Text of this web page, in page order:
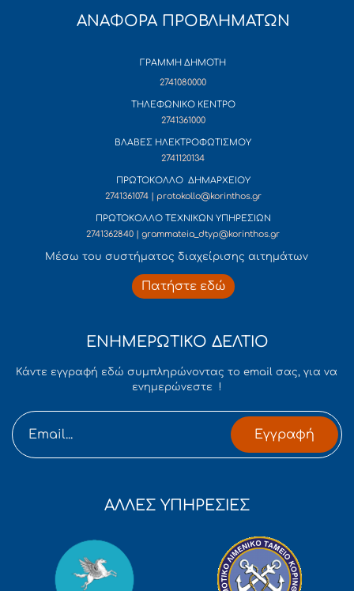
ΑΝΑΦΟΡΑ ΠΡΟΒΛΗΜΑΤΩΝ
ΓΡΑΜΜΗ ΔΗΜΟΤΗ
2741080000
ΤΗΛΕΦΩΝΙΚΟ ΚΕΝΤΡΟ
2741361000
ΒΛΑΒΕΣ ΗΛΕΚΤΡΟΦΩΤΙΣΜΟΥ
2741120134
ΠΡΩΤΟΚΟΛΛΟ ΔΗΜΑΡΧΕΙΟΥ
2741361074 | protokollo@korinthos.gr
ΠΡΩΤΟΚΟΛΛΟ ΤΕΧΝΙΚΩΝ ΥΠΗΡΕΣΙΩΝ
2741362840 | grammateia_dtyp@korinthos.gr
Mέσω του συστήματος διαχείρισης αιτημάτων
Πατήστε εδώ
ΕΝΗΜΕΡΩΤΙΚΟ ΔΕΛΤΙΟ
Κάντε εγγραφή εδώ συμπληρώνοντας το email σας, για να
ενημερώνεστε !
Εγγραφή
ΑΛΛΕΣ ΥΠΗΡΕΣΙΕΣ